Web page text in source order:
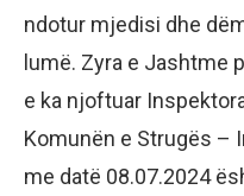
ndotur mjedisi dhe
lumë. Zyra e Jashtme
e ka njoftuar
Komunën e Strugës –
me datë 08.07.2024